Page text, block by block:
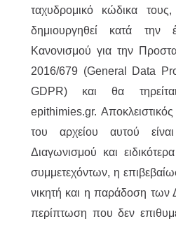
ταχυδρομικό κώδικα
δημιουργηθεί κατά την
Κανονισμού για την
2016/679 (General Data
GDPR) και θα
epithimies.gr.
του αρχείου αυτού
Διαγωνισμού και
συμμετεχόντων, η
νικητή και η παράδοση
περίπτωση που δεν